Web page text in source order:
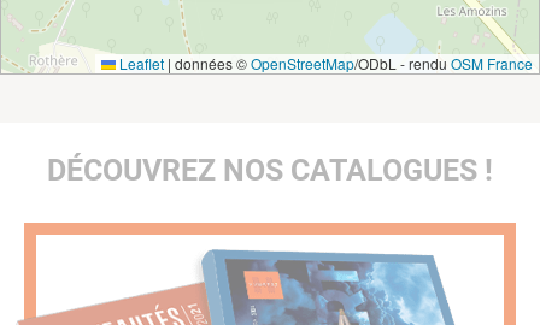
Leaflet | données ©OpenStreetMap/ODbL - rendu OSM France
DÉCOUVREZ NOS CATALOGUES !